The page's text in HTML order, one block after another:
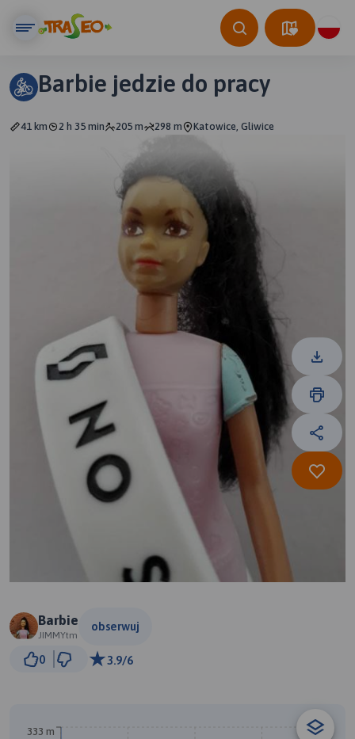
Barbie jedzie do pracy
41 km 2 h 35 min 205 m 298 m Katowice, Gliwice
Barbie
JIMMYtm
obserwuj
0 3.9/6
333 m